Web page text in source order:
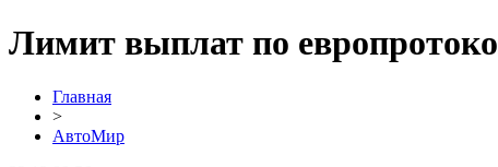
Лимит выплат по
Главная
>
АвтоМир